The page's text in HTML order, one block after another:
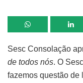
Sesc Consolação
de todos nós. O
fazemos questão de